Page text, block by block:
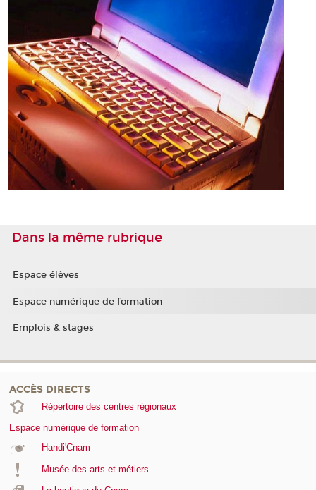
Dans la même rubrique
Espace élèves
Espace numérique de formation
Emplois & stages
ACCÈS DIRECTS
Répertoire des centres régionaux
Espace numérique de formation
Handi'Cnam
Musée des arts et métiers